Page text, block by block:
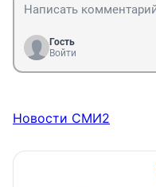
Гость
Войти
Новости СМИ2